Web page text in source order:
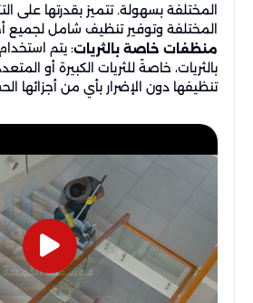
المختلفة بسهولة. تتميز بقدرتها على
المختلفة وتوفير تنظيف شامل لجميع
منظفات خاصة بالثريات: يتم
بالثريات، خاصةً للثريات الكبيرة أو
تنظيفها دون الإضرار بأي من أجزائها